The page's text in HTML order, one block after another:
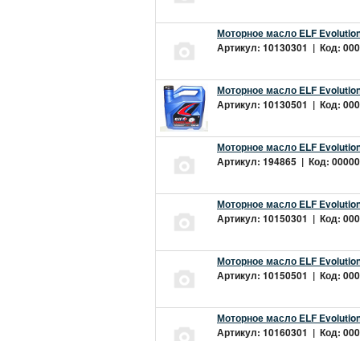
Моторное масло ELF
Артикул: 10130301 | Код:
Моторное масло ELF
Артикул: 10130501 | Код:
Моторное масло ELF
Артикул: 194865 | Код:
Моторное масло ELF
Артикул: 10150301 | Код:
Моторное масло ELF
Артикул: 10150501 | Код:
Моторное масло ELF
Артикул: 10160301 | Код: